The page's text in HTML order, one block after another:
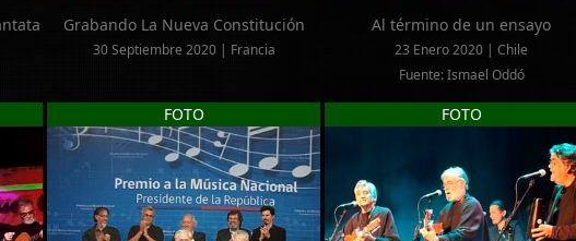
Grabando La Nueva Constitución
30 Septiembre 2020 | Francia
Al término de un ensayo
23 Enero 2020 | Chile
Fuente: Ismael Oddó
FOTO FOTO